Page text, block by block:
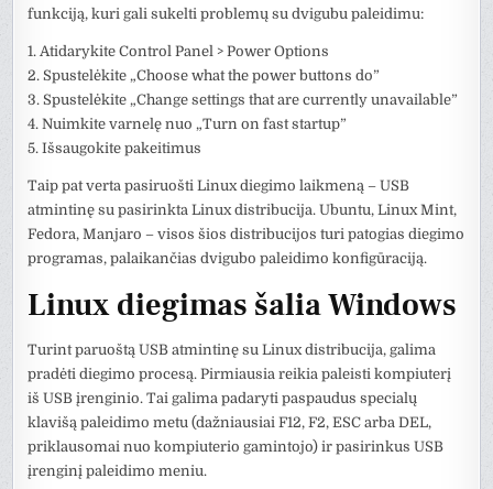
funkciją, kuri gali sukelti problemų su dvigubu paleidimu:
1. Atidarykite Control Panel > Power Options
2. Spustelėkite „Choose what the power buttons do”
3. Spustelėkite „Change settings that are currently unavailable”
4. Nuimkite varnelę nuo „Turn on fast startup”
5. Išsaugokite pakeitimus
Taip pat verta pasiruošti Linux diegimo laikmeną – USB
atmintinę su pasirinkta Linux distribucija. Ubuntu, Linux Mint,
Fedora, Manjaro – visos šios distribucijos turi patogias diegimo
programas, palaikančias dvigubo paleidimo konfigūraciją.
Linux diegimas šalia Windows
Turint paruoštą USB atmintinę su Linux distribucija, galima
pradėti diegimo procesą. Pirmiausia reikia paleisti kompiuterį
iš USB įrenginio. Tai galima padaryti paspaudus specialų
klavišą paleidimo metu (dažniausiai F12, F2, ESC arba DEL,
priklausomai nuo kompiuterio gamintojo) ir pasirinkus USB
įrenginį paleidimo meniu.